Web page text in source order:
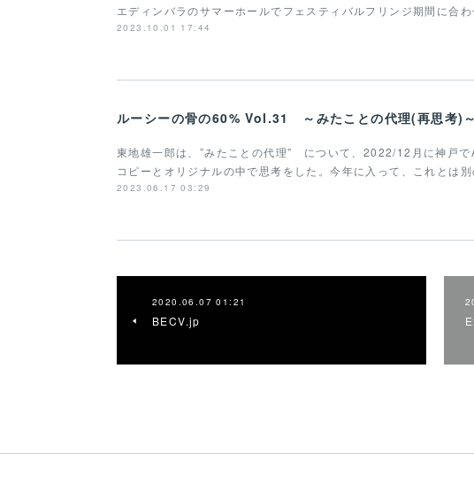
エディンバラのサマーホールでフェスティバルフリンジ期間に合
2023.10.01 17:44
東地雄一郎は、”みたことの代理” について、2022/12月に神戸
コピーとオリジナルの中で思考をした。今年に入って、これとは
2023.06.17 03:29
2020.06.07 01:21
BECV.jp